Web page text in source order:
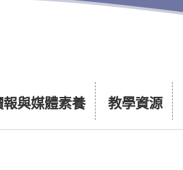
與媒體素養 教學資源